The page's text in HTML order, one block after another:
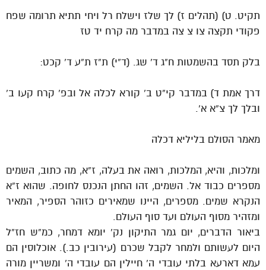
תקיט. ט) (תהלים ז) לך שלז וישלח רל ויחי תתיא תרומה שפח
פקודי תקצה צו צ צה במדבר מה קרח יד טז
בלק תסד בהשמטות ח”ג ד’ שג. (ד”י) ת”ז ת”ע ד’ קכט:
דרך אמת ד) במדבר קי”ט ב’ קורא לכלה אל ובפ’ קרח קעו ב’
ובלך לך צ”א א’.
מאמר הסולם בליליא דכלה
ומלכות, והיא, המלכות, רואה את בעלה, ז”א, מה כתוב, השמים
מספרים כבוד אל. השמים, זהו החתן הנכנס לחופה. שהוא ז”א
הנקרא שמים. מספרים, היינו שמאירים כזוהר הספיר, המאיר
ומזהיר מסוף העולם ועד סוף העולם.
ביאור הדברים, יום גמר התיקון נק’ יומא דמחר, כמ”ש חז”ל
היום לעשותם ולמחר לקבל שכרם (עירובין כב.). אוכלוסין הם
עמא דארעא בלתי עובדי ה’ חיילין הם עובדי ה’ ומשריין מורה